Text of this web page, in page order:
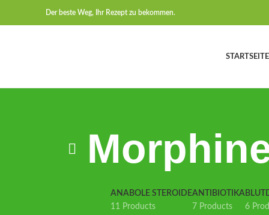
Der beste Weg, Ihr Rezept zu bekommen.
STARTSEITE
ANABOLE STEROIDE
11 Products
ANTIBIOTIKA
7 Products
6